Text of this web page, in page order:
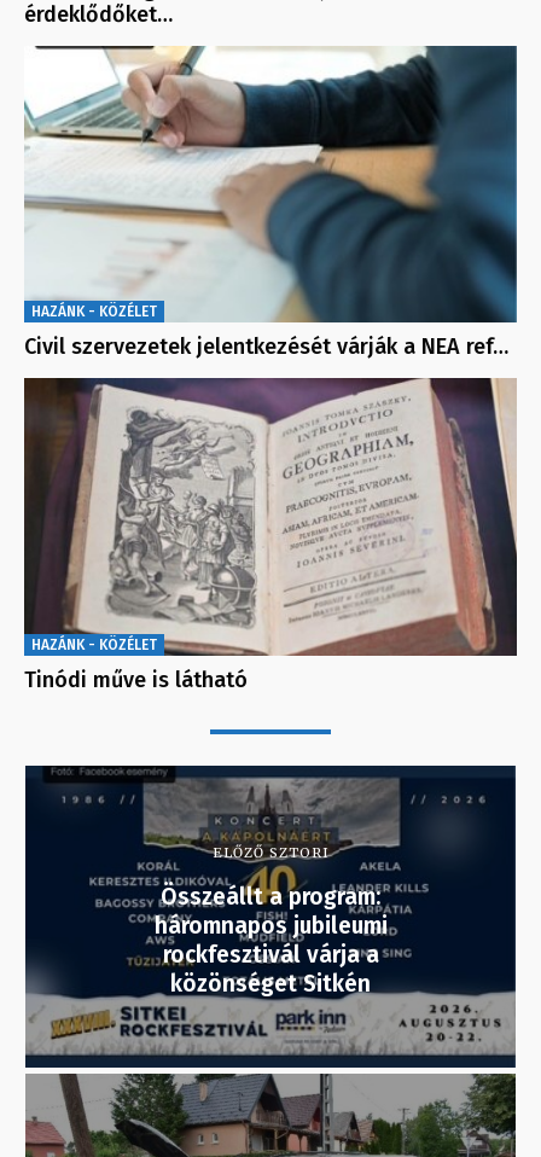
érdeklődőket…
HAZÁNK - KÖZÉLET
Civil szervezetek jelentkezését várják a NEA ref…
HAZÁNK - KÖZÉLET
Tinódi műve is látható
ELŐZŐ SZTORI
Összeállt a program:
háromnapos jubileumi
rockfesztivál várja a
közönséget Sitkén